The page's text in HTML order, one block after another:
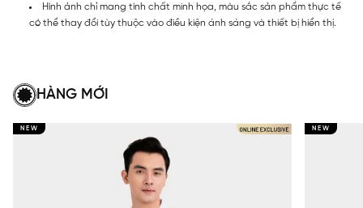
Hình ảnh chỉ mang tính chất minh họa, màu sắc sản phẩm thực tế
có thể thay đổi tùy thuộc vào điều kiện ánh sáng và thiết bị hiển thị.
HÀNG MỚI
NEW NEW